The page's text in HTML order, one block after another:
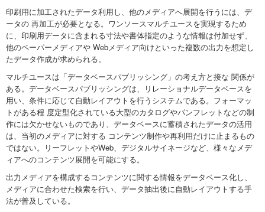
印刷用に加工されたデータ利用し、他のメディアへ展開を行うには、デ
ータの 再加工が必要となる。ワンソースマルチユースを実現するため
に、印刷用データに含まれる寸法や書体指定のような情報は付加せず、
他のペーパーメディアや Webメディア向けといった複数の出力を想定し
たデータ作成が求められる。
マルチユースは「データベースパブリッシング」の考え方と接な 関係が
ある。データベースパブリッシングは、リレーショナルデータベースを
用い、条件に応じて自動レイアウトを行うシステムである。フォーマッ
トがある程 度定型化されている大型のカタログやパンフレットなどの制
作には欠かせないものであり、データベースに蓄積されたデータの活用
は、当初のメディアに対する コンテンツ制作や再利用だけに止まるもの
ではない。リーフレットやWeb、デジタルサイネージなど、様々なメデ
ィアへのコンテンツ展開を可能にする。
出力メディアを構成するコンテンツに関する情報をデータベース化し、
メディアに合わせた検索を行い、データ抽出後に自動レイアウトする手
法が普及している。